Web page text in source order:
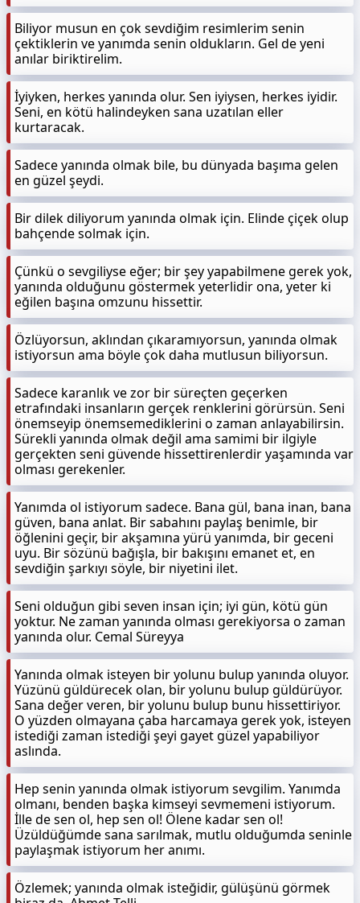
Biliyor musun en çok sevdiğim resimlerim senin
çektiklerin ve yanımda senin oldukların. Gel de yeni
anılar biriktirelim.
İyiyken, herkes yanında olur. Sen iyiysen, herkes iyidir.
Seni, en kötü halindeyken sana uzatılan eller
kurtaracak.
Sadece yanında olmak bile, bu dünyada başıma gelen
en güzel şeydi.
Bir dilek diliyorum yanında olmak için. Elinde çiçek olup
bahçende solmak için.
Çünkü o sevgiliyse eğer; bir şey yapabilmene gerek yok,
yanında olduğunu göstermek yeterlidir ona, yeter ki
eğilen başına omzunu hissettir.
Özlüyorsun, aklından çıkaramıyorsun, yanında olmak
istiyorsun ama böyle çok daha mutlusun biliyorsun.
Sadece karanlık ve zor bir süreçten geçerken
etrafındaki insanların gerçek renklerini görürsün. Seni
önemseyip önemsemediklerini o zaman anlayabilirsin.
Sürekli yanında olmak değil ama samimi bir ilgiyle
gerçekten seni güvende hissettirenlerdir yaşamında var
olması gerekenler.
Yanımda ol istiyorum sadece. Bana gül, bana inan, bana
güven, bana anlat. Bir sabahını paylaş benimle, bir
öğlenini geçir, bir akşamına yürü yanımda, bir geceni
uyu. Bir sözünü bağışla, bir bakışını emanet et, en
sevdiğin şarkıyı söyle, bir niyetini ilet.
Seni olduğun gibi seven insan için; iyi gün, kötü gün
yoktur. Ne zaman yanında olması gerekiyorsa o zaman
yanında olur. Cemal Süreyya
Yanında olmak isteyen bir yolunu bulup yanında oluyor.
Yüzünü güldürecek olan, bir yolunu bulup güldürüyor.
Sana değer veren, bir yolunu bulup bunu hissettiriyor.
O yüzden olmayana çaba harcamaya gerek yok, isteyen
istediği zaman istediği şeyi gayet güzel yapabiliyor
aslında.
Hep senin yanında olmak istiyorum sevgilim. Yanımda
olmanı, benden başka kimseyi sevmemeni istiyorum.
İlle de sen ol, hep sen ol! Ölene kadar sen ol!
Üzüldüğümde sana sarılmak, mutlu olduğumda seninle
paylaşmak istiyorum her anımı.
Özlemek; yanında olmak isteğidir, gülüşünü görmek